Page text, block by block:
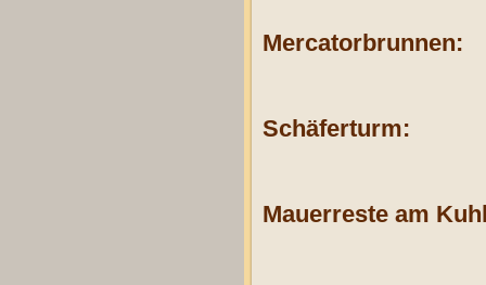
Mercatorbrunnen:
Schäferturm:
Mauerreste am